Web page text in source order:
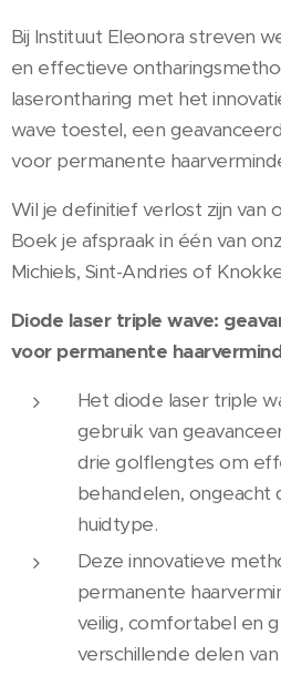
Bij Instituut Eleonora streven
en effectieve
laserontharing met het
wave toestel, een
voor permanente
Wil je definitief verlost zijn van
Boek je afspraak in één van
Michiels, Sint-Andries of
Diode laser triple wave:
voor permanente
Het diode laser triple
gebruik van
drie golflengtes om
behandelen, ongeacht
huidtype.
Deze innovatieve
permanente
veilig, comfortabel en
verschillende delen